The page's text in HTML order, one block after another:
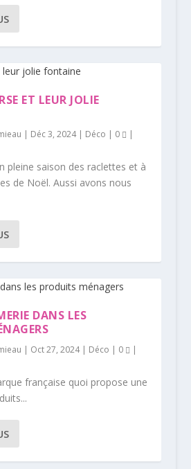
ET LEUR JOLIE
| Déc 3, 2024| Déco | 0 |
pleine saison des raclettes et à
de Noël. Aussi avons nous
DANS LES
| Oct 27, 2024| Déco | 0 |
française quoi propose une